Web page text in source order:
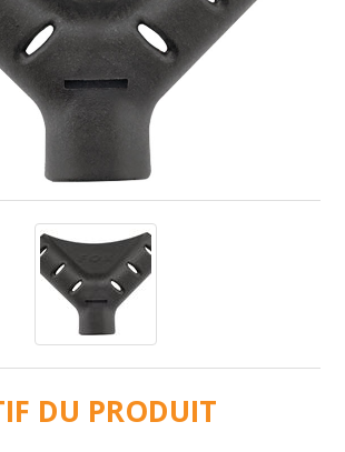
DU PRODUIT